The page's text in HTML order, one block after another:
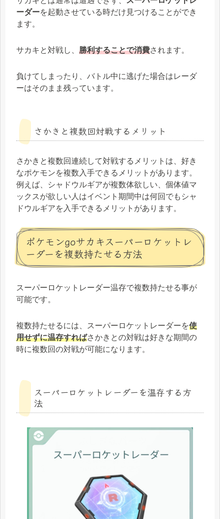
ーダーを起動させている時だけ見つけることができ
ます。
サカキと対戦し、 勝利することで消費されます。
負けてしまったり、バトル中に逃げた場合はレーダ
ーはそのまま残っています。
さかきと複数回対戦するメリット
さかきと複数回連続して対戦するメリットは、好き
なポケモンを複数入手できるメリットがあります。
例えば、シャドウルギアが複数体欲しい、個体値マ
ックスが欲しい人はイベント期間中は何回でもシャ
ドウルギアを入手できるメリットがあります。
ポケモンgoサカキスーパーロケットレ
ーダーを複数持たせる方法
スーパーロケットレーダー温存で複数持たせる事が
可能です。
複数持たせるには、スーパーロケットレーダーを使
用せずに温存すればさかきとの対戦は好きな期間の
時に複数回の対戦が可能になります。
スーパーロケットレーダーを温存する方
法